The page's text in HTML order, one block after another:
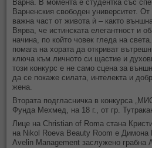
Варна. В момента е студентка със
Варненския свободен университет.
важна част от живота ѝ – както
Вярва, че истинската елегантност и
начина, по който човек гледа на
помага на хората да откриват
ключа към личното си щастие и
този конкурс е не само сцена за
да се покаже силата, интелекта и
жена.
Втората подгласничка в конкурса
Фунда Мехмед, на 18 г., от гр.
Лице на Christian of Roma стана
на Nikol Roeva Beauty Room е Димона
Avelin Management заслужено грабна